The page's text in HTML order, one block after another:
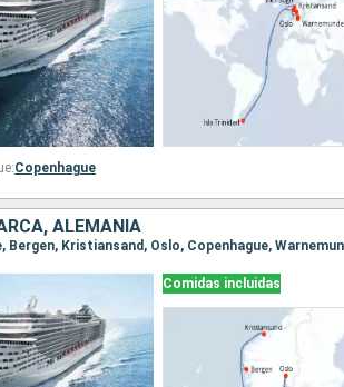
Copenhague
ALEMANIA
Bergen, Kristiansand, Oslo, Copenhague,
Comidas incluidas